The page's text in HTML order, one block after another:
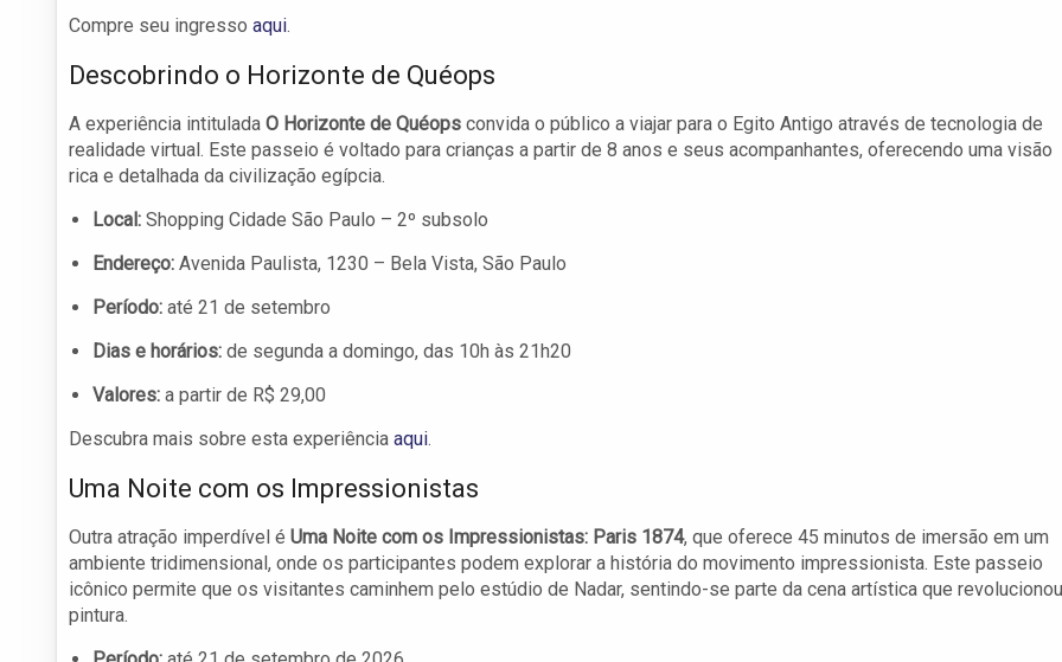
Compre seu ingresso aqui.
Descobrindo o Horizonte de Quéops
A experiência intitulada O Horizonte de Quéops convida o público a viajar para o Egito Antigo através de tecnologia de
realidade virtual. Este passeio é voltado para crianças a partir de 8 anos e seus acompanhantes, oferecendo uma visão
rica e detalhada da civilização egípcia.
Local: Shopping Cidade São Paulo – 2º subsolo
Endereço: Avenida Paulista, 1230 – Bela Vista, São Paulo
Período: até 21 de setembro
Dias e horários: de segunda a domingo, das 10h às 21h20
Valores: a partir de R$ 29,00
Descubra mais sobre esta experiência aqui.
Uma Noite com os Impressionistas
Outra atração imperdível é Uma Noite com os Impressionistas: Paris 1874, que oferece 45 minutos de imersão em um
ambiente tridimensional, onde os participantes podem explorar a história do movimento impressionista. Este passeio
icônico permite que os visitantes caminhem pelo estúdio de Nadar, sentindo-se parte da cena artística que
pintura.